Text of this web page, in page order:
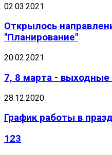
02.03.2021
Открылось
"Планирование"
20.02.2021
7, 8 марта -
28.12.2020
График работы в
123